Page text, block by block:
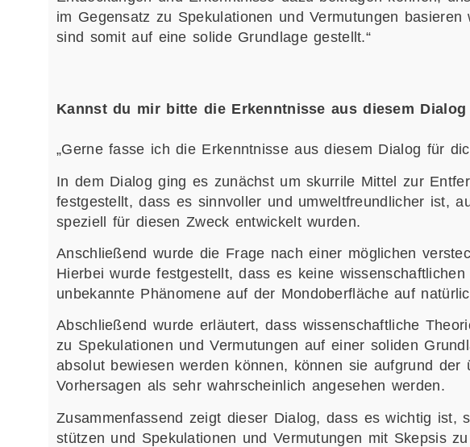
im Gegensatz zu Spekulationen und Vermutungen
sind somit auf eine solide Grundlage gestellt.“
Kannst du mir bitte die Erkenntnisse aus diesem
„Gerne fasse ich die Erkenntnisse aus diesem Dialog für
In dem Dialog ging es zunächst um skurrile Mittel zur
festgestellt, dass es sinnvoller und umweltfreundlicher ist,
speziell für diesen Zweck entwickelt wurden.
Anschließend wurde die Frage nach einer möglichen
Hierbei wurde festgestellt, dass es keine
unbekannte Phänomene auf der Mondoberfläche auf
Abschließend wurde erläutert, dass wissenschaftliche
zu Spekulationen und Vermutungen auf einer soliden
absolut bewiesen werden können, können sie aufgrund
Vorhersagen als sehr wahrscheinlich angesehen werden.
Zusammenfassend zeigt dieser Dialog, dass es wichtig ist,
stützen und Spekulationen und Vermutungen mit Skepsis